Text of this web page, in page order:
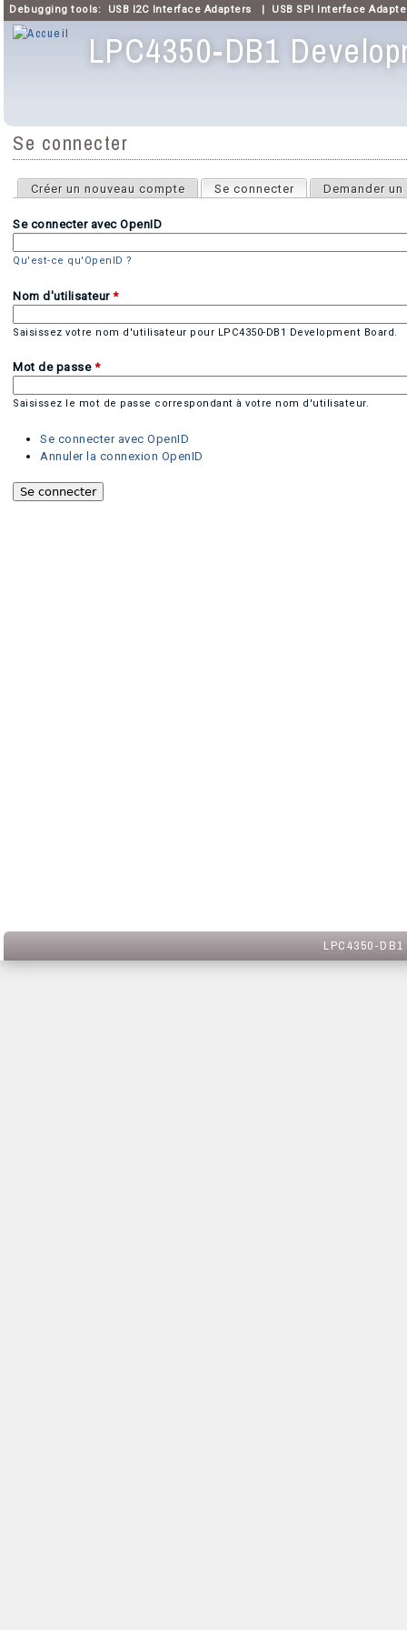
Debugging tools: USB I2C Interface Adapters | USB SPI Interface
LPC4350-DB1
Menu principal
Se connecter
Onglets principaux
Créer un nouveau compte Se connecter (onglet actif)
Demander
Se connecter avec OpenID
Qu'est-ce qu'OpenID ?
Nom d'utilisateur *
Saisissez votre nom d'utilisateur pour LPC4350-DB1 Development Board.
Mot de passe *
Saisissez le mot de passe correspondant à votre nom d'utilisateur.
Se connecter avec OpenID
Annuler la connexion OpenID
LPC4350-